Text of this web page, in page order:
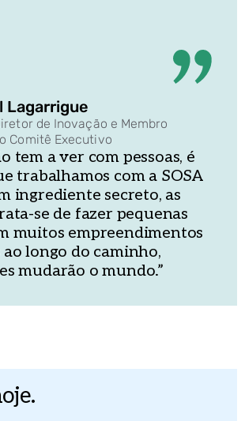
Lagarrigue
de Inovação e Membro
Comitê Executivo
tem a ver com pessoas, é
trabalhamos com a SOSA
ingrediente secreto, as
se de fazer pequenas
muitos empreendimentos
longo do caminho,
mudarão o mundo.”